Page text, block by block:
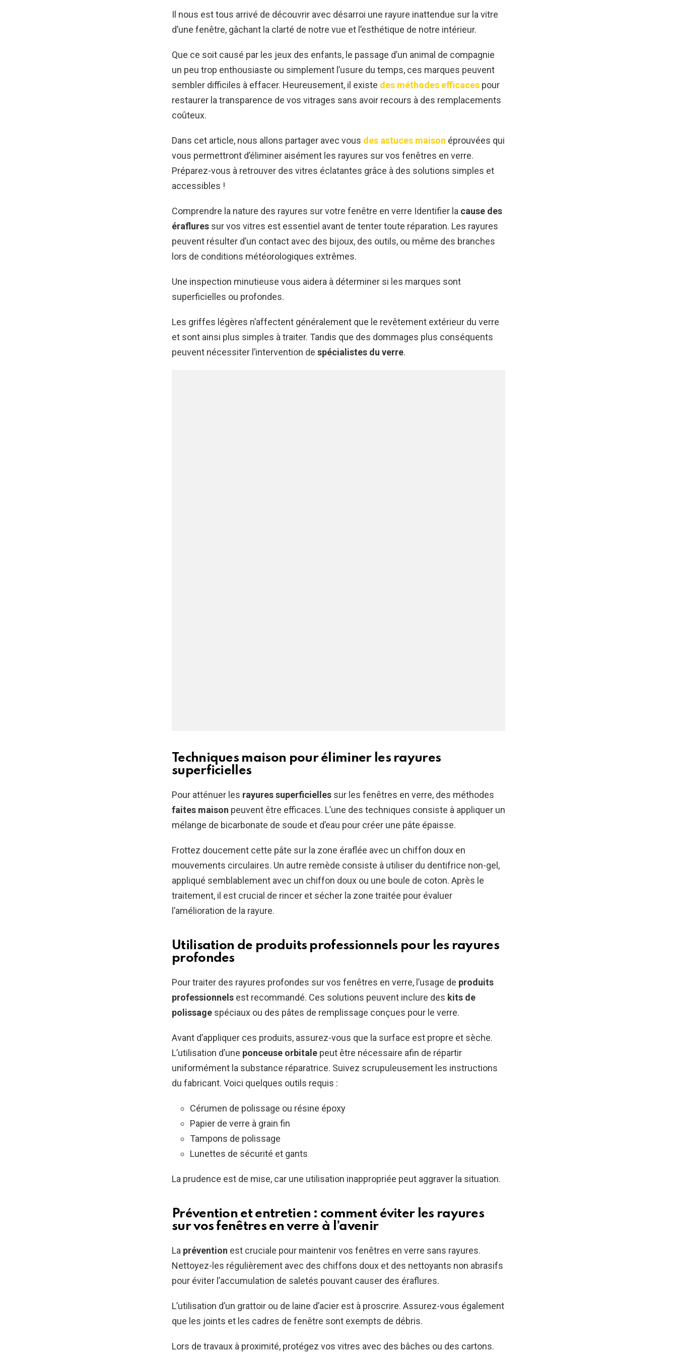
Il nous est tous arrivé de découvrir avec désarroi une rayure inattendue sur la vitre
d’une fenêtre, gâchant la clarté de notre vue et l’esthétique de notre intérieur.
Que ce soit causé par les jeux des enfants, le passage d’un animal de compagnie
un peu trop enthousiaste ou simplement l’usure du temps, ces marques peuvent
sembler difficiles à effacer. Heureusement, il existe des méthodes efficaces pour
restaurer la transparence de vos vitrages sans avoir recours à des remplacements
coûteux.
Dans cet article, nous allons partager avec vous des astuces maison éprouvées qui
vous permettront d’éliminer aisément les rayures sur vos fenêtres en verre.
Préparez-vous à retrouver des vitres éclatantes grâce à des solutions simples et
accessibles !
Comprendre la nature des rayures sur votre fenêtre en verre Identifier la cause des
éraflures sur vos vitres est essentiel avant de tenter toute réparation. Les rayures
peuvent résulter d’un contact avec des bijoux, des outils, ou même des branches
lors de conditions météorologiques extrêmes.
Une inspection minutieuse vous aidera à déterminer si les marques sont
superficielles ou profondes.
Les griffes légères n’affectent généralement que le revêtement extérieur du verre
et sont ainsi plus simples à traiter. Tandis que des dommages plus conséquents
peuvent nécessiter l’intervention de spécialistes du verre.
Techniques maison pour éliminer les rayures
superficielles
Pour atténuer les rayures superficielles sur les fenêtres en verre, des méthodes
faites maison peuvent être efficaces. L’une des techniques consiste à appliquer un
mélange de bicarbonate de soude et d’eau pour créer une pâte épaisse.
Frottez doucement cette pâte sur la zone éraflée avec un chiffon doux en
mouvements circulaires. Un autre remède consiste à utiliser du dentifrice non-gel,
appliqué semblablement avec un chiffon doux ou une boule de coton. Après le
traitement, il est crucial de rincer et sécher la zone traitée pour évaluer
l’amélioration de la rayure.
Utilisation de produits professionnels pour les rayures
profondes
Pour traiter des rayures profondes sur vos fenêtres en verre, l’usage de produits
professionnels est recommandé. Ces solutions peuvent inclure des kits de
polissage spéciaux ou des pâtes de remplissage conçues pour le verre.
Avant d’appliquer ces produits, assurez-vous que la surface est propre et sèche.
L’utilisation d’une ponceuse orbitale peut être nécessaire afin de répartir
uniformément la substance réparatrice. Suivez scrupuleusement les instructions
du fabricant. Voici quelques outils requis :
Cérumen de polissage ou résine époxy
Papier de verre à grain fin
Tampons de polissage
Lunettes de sécurité et gants
La prudence est de mise, car une utilisation inappropriée peut aggraver la situation.
Prévention et entretien : comment éviter les rayures
sur vos fenêtres en verre à l’avenir
La prévention est cruciale pour maintenir vos fenêtres en verre sans rayures.
Nettoyez-les régulièrement avec des chiffons doux et des nettoyants non abrasifs
pour éviter l’accumulation de saletés pouvant causer des éraflures.
L’utilisation d’un grattoir ou de laine d’acier est à proscrire. Assurez-vous également
que les joints et les cadres de fenêtre sont exempts de débris.
Lors de travaux à proximité, protégez vos vitres avec des bâches ou des cartons.